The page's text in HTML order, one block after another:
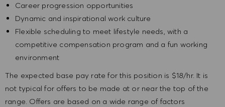
Career progression opportunities
Dynamic and inspirational work culture
Flexible scheduling to meet lifestyle needs, with a
competitive compensation program and a fun working
environment
The expected base pay rate for this position is $18/hr. It is
not typical for offers to be made at or near the top of the
range. Offers are based on a wide range of factors